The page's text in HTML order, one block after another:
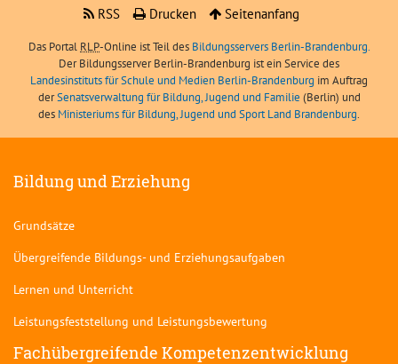
RSS
Drucken Seitenanfang
Das Portal RLP-Online ist Teil des Bildungsservers Berlin-Brandenburg.
Der Bildungsserver Berlin-Brandenburg ist ein Service des
Landesinstituts für Schule und Medien Berlin-Brandenburg im Auftrag
derSenatsverwaltung für Bildung, Jugend und Familie (Berlin) und
des Ministeriums für Bildung, Jugend und Sport Land Brandenburg.
Bildung und Erziehung
Grundsätze
Übergreifende Bildungs- und Erziehungsaufgaben
Lernen und Unterricht
Leistungsfeststellung und Leistungsbewertung
Fachübergreifende Kompetenzentwicklung